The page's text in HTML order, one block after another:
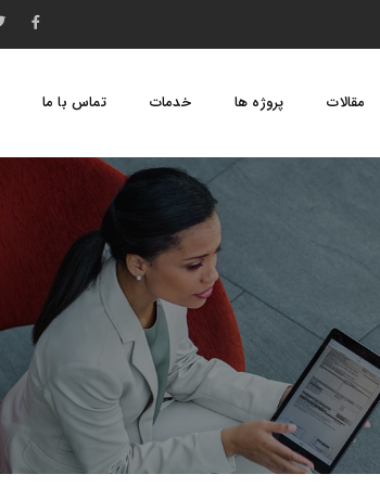
مقالات پروژه ها خدمات تماس با ما